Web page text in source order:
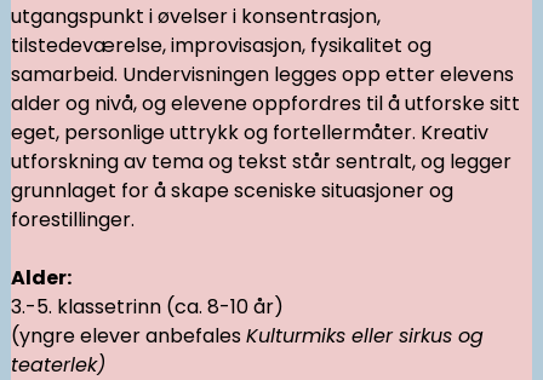
utgangspunkt i øvelser i konsentrasjon,
tilstedeværelse, improvisasjon, fysikalitet og
samarbeid. Undervisningen legges opp etter elevens
alder og nivå, og elevene oppfordres til å utforske sitt
eget, personlige uttrykk og fortellermåter. Kreativ
utforskning av tema og tekst står sentralt, og legger
grunnlaget for å skape sceniske situasjoner og
forestillinger.
Alder:
3.-5. klassetrinn (ca. 8-10 år)
(yngre elever anbefalesKulturmiks eller sirkus og
teaterlek)